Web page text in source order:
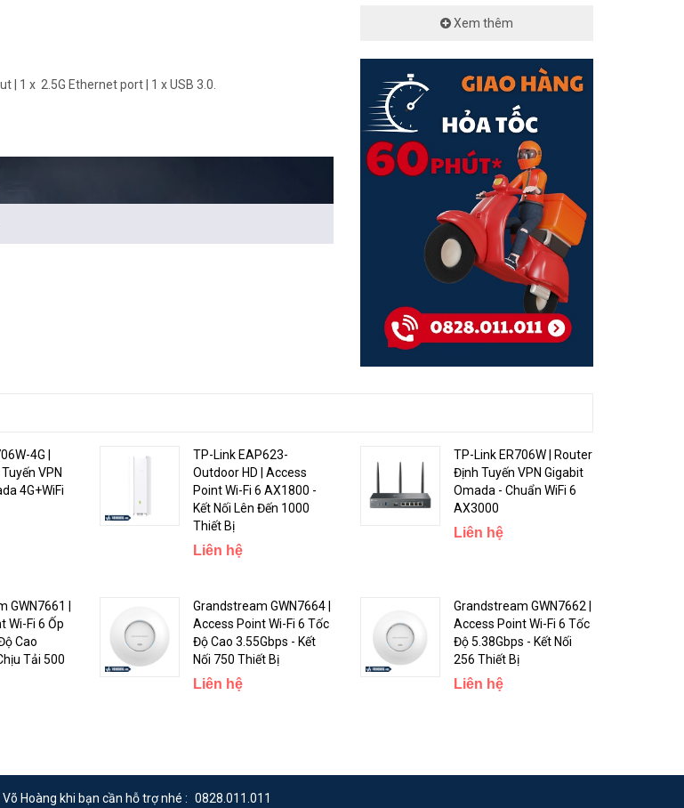
1 x 2.5G Ethernet port | 1 x USB 3.0.
Xem thêm
4G |
VPN
4G+WiFi
TP-Link EAP623-
Outdoor HD | Access
Point Wi-Fi 6 AX1800 -
Kết Nối Lên Đến 1000
Thiết Bị
Liên hệ
TP-Link ER706W | Router
Định Tuyến VPN Gigabit
Omada - Chuẩn WiFi 6
AX3000
Liên hệ
GWN7661 |
Wi-Fi 6 Ốp
Cao
Tải 500
Grandstream GWN7664 |
Access Point Wi-Fi 6 Tốc
Độ Cao 3.55Gbps - Kết
Nối 750 Thiết Bị
Liên hệ
Grandstream GWN7662 |
Access Point Wi-Fi 6 Tốc
Độ 5.38Gbps - Kết Nối
256 Thiết Bị
Liên hệ
Hoàng khi bạn cần hỗ trợ nhé : 0828.011.011